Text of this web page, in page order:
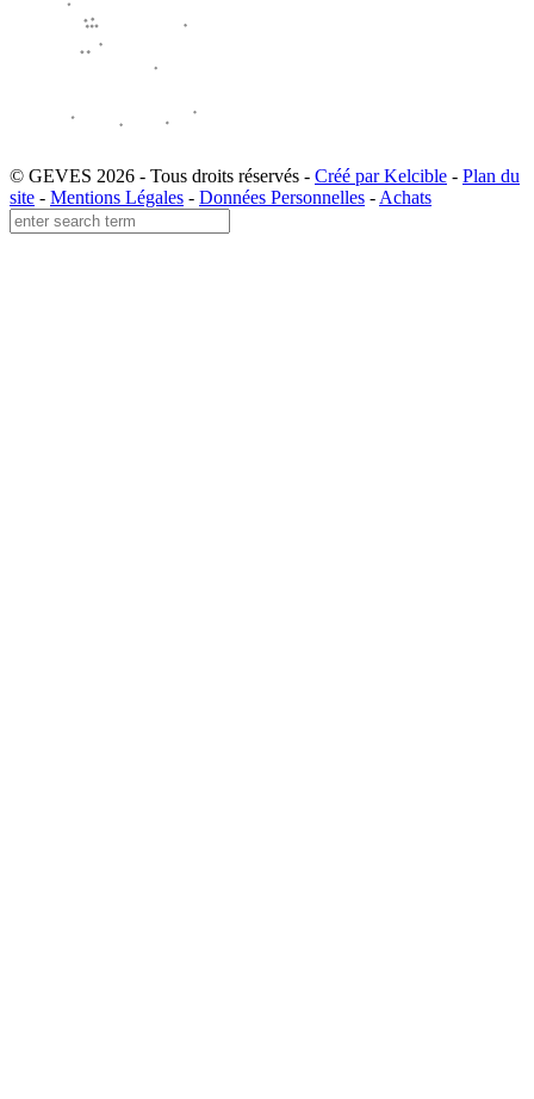
© GEVES 2026 - Tous droits réservés - Créé par Kelcible - Plan du
site - Mentions Légales - Données Personnelles - Achats